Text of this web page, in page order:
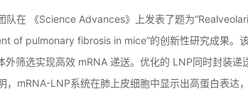
队在 《Science Advances》上发表了题为
pulmonary fibrosis in mice”的创新性研究成果。
外筛选实现高效 mRNA 递送。优化的 LNP同时封装
，mRNA-LNP系统在肺上皮细胞中显示出高蛋白表达